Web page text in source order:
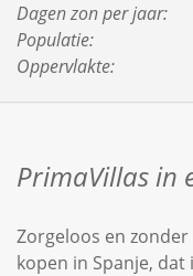
Dagen zon per jaar:
Populatie:
Oppervlakte:
PrimaVillas in
Zorgeloos en
kopen in Spanje,